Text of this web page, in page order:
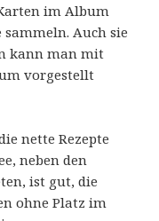
im Album
Auch sie
kann man mit
vorgestellt
nette Rezepte
neben den
ist gut, die
ohne Platz im